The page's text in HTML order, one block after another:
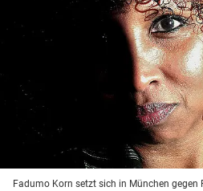
Fadumo Korn setzt sich in München gegen